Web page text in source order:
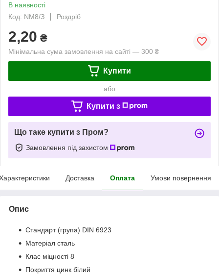
В наявності
Код: NM8/З
Роздріб
2,20 ₴
Мінімальна сума замовлення на сайті — 300 ₴
Купити
або
Купити з
Що таке купити з Пром?
Замовлення під захистом
Доставка Оплата Умови повернення
Опис
Стандарт (група) DIN 6923
Матеріал сталь
Клас міцності 8
Покриття цинк білий